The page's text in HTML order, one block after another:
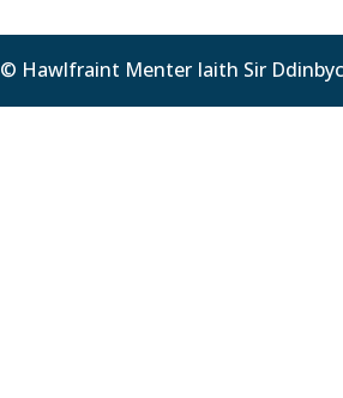
© Hawlfraint Menter Iaith Sir